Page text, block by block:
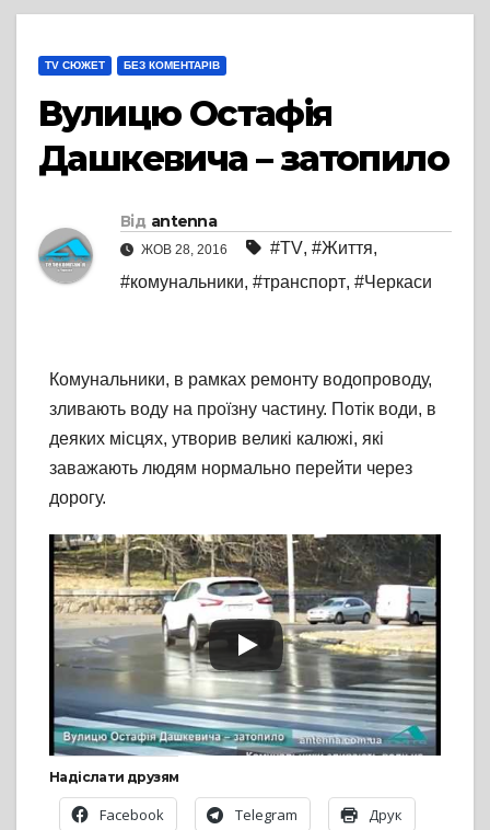
TV СЮЖЕТ БЕЗ КОМЕНТАРІВ
Вулицю Остафія
Дашкевича – затопило
Від antenna
ЖОВ 28, 2016 #TV, #Життя,
#комунальники, #транспорт, #Черкаси
Комунальники, в рамках ремонту водопроводу,
зливають воду на проїзну частину. Потік води, в
деяких місцях, утворив великі калюжі, які
заважають людям нормально перейти через
дорогу.
Надіслати друзям
Facebook Telegram Друк